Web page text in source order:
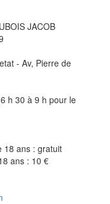
JACOB
- Av, Pierre de
h 30 à 9 h pour le
18 ans : gratuit
ans : 10 €